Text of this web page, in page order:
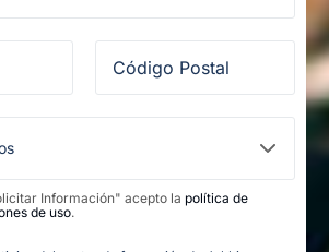
Información" acepto la política de
de uso.